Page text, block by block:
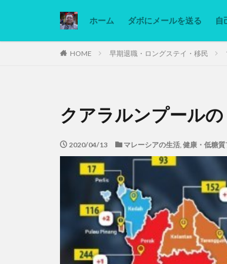
ホーム ダボにメールを送る 自
HOME 早期退職・ロングステイ・移民
クアラルンプール
2020/04/13 マレーシアの生活, 健康・低糖質
カテゴリ